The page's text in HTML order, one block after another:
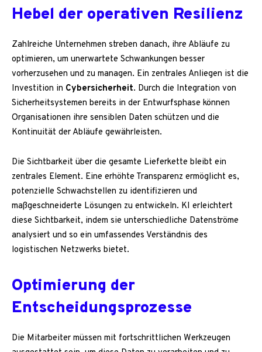
Hebel der operativen Resilienz
Zahlreiche Unternehmen streben danach, ihre Abläufe zu
optimieren, um unerwartete Schwankungen besser
vorherzusehen und zu managen. Ein zentrales Anliegen ist die
Investition in Cybersicherheit. Durch die Integration von
Sicherheitsystemen bereits in der Entwurfsphase können
Organisationen ihre sensiblen Daten schützen und die
Kontinuität der Abläufe gewährleisten.
Die Sichtbarkeit über die gesamte Lieferkette bleibt ein
zentrales Element. Eine erhöhte Transparenz ermöglicht es,
potenzielle Schwachstellen zu identifizieren und
maßgeschneiderte Lösungen zu entwickeln. KI erleichtert
diese Sichtbarkeit, indem sie unterschiedliche Datenströme
analysiert und so ein umfassendes Verständnis des
logistischen Netzwerks bietet.
Optimierung der
Entscheidungsprozesse
Die Mitarbeiter müssen mit fortschrittlichen Werkzeugen